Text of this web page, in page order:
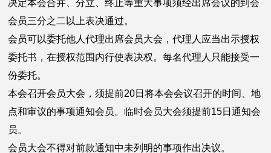
决定本会合并、分立、终止等重大事项须经出席会议的到会
会员三分之二以上表决通过。
会员可以委托他人代理出席会员大会，代理人应当出示授权
委托书，在授权范围内行使表决权。每名代理人只能接受一
份委托。
本会召开会员大会，须提前20日将本会会议召开的时间、地
点和审议的事项通知会员。临时会员大会须提前15日通知会
员。
会员大会不得对前款通知中未列明的事项作出决议。